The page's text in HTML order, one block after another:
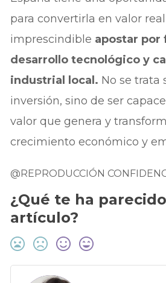
para convertirla en valor
imprescindible apostar por
desarrollo tecnológico y
industrial local. No se trata
inversión, sino de ser
valor que genera y
crecimiento económico y
@REPRODUCCIÓN
¿Qué te ha
artículo?